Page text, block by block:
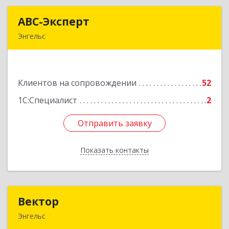
АВС-Эксперт
Энгельс
Клиентов на сопровождении
52
1С:Специалист
2
Отправить заявку
Показать контакты
Подробнее
Отправить заявку
Назад
Вектор
Энгельс